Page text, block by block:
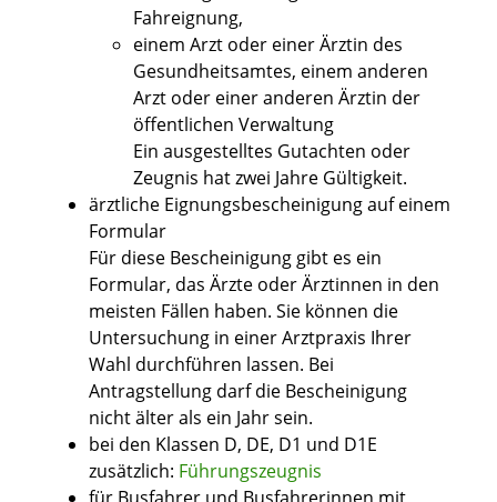
Fahreignung,
einem Arzt oder einer Ärztin des
Gesundheitsamtes, einem anderen
Arzt oder einer anderen Ärztin der
öffentlichen Verwaltung
Ein ausgestelltes Gutachten oder
Zeugnis hat zwei Jahre Gültigkeit.
ärztliche Eignungsbescheinigung auf einem
Formular
Für diese Bescheinigung gibt es ein
Formular, das Ärzte oder Ärztinnen in den
meisten Fällen haben. Sie können die
Untersuchung in einer Arztpraxis Ihrer
Wahl durchführen lassen. Bei
Antragstellung darf die Bescheinigung
nicht älter als ein Jahr sein.
bei den Klassen D, DE, D1 und D1E
zusätzlich: Führungszeugnis